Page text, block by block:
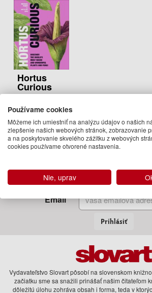
Hortus
Curious
21.95 €
Na sklade
Zadajte Váš email
a my Vám budeme zasielať informácie o
Email
Prihlásiť
Vydavateľstvo Slovart pôsobí na slovenskom
začiatku sme sa snažili prinášať našim čitateľom
dôležitú úlohu zohráva obsah i forma, teda v
Používame cookies
Môžeme ich umiestniť na analýzu údajov o našich
zlepšenie našich webových stránok, zobrazovanie
a na poskytovanie skvelého zážitku z webových
cookies používame otvorené nastavenia.
Nie, uprav